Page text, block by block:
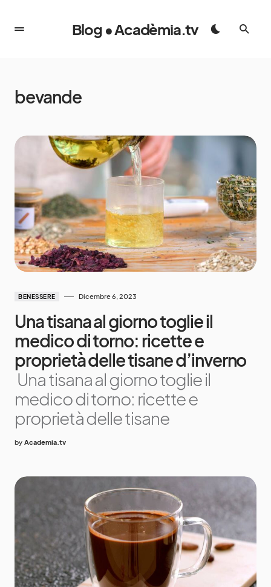
Blog • Acadèmia.tv
bevande
BENESSERE Dicembre 6, 2023
Una tisana al giorno toglie il
medico di torno: ricette e
proprietà delle tisane d’inverno
Una tisana al giorno toglie il
medico di torno: ricette e
proprietà delle tisane
by Academia.tv